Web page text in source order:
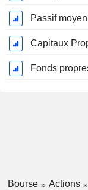
Passif
Capitaux
Fonds
Bourse Actions